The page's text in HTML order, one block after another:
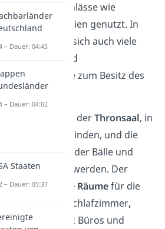
für offizielle Anlässe wie
und Zeremonien genutzt. In
befinden sich auch viele
und
, die zum Besitz des
gehören.
Räume sind derThronsaal, in
stattfinden, und die
, in der Bälle und
abgehalten werden. Der
hat auchprivate Räumefür die
wie 52 Schlafzimmer,
sowie 92 Büros und
– Dauer: 04:43
– Dauer: 04:02
Staaten
– Dauer: 05:37